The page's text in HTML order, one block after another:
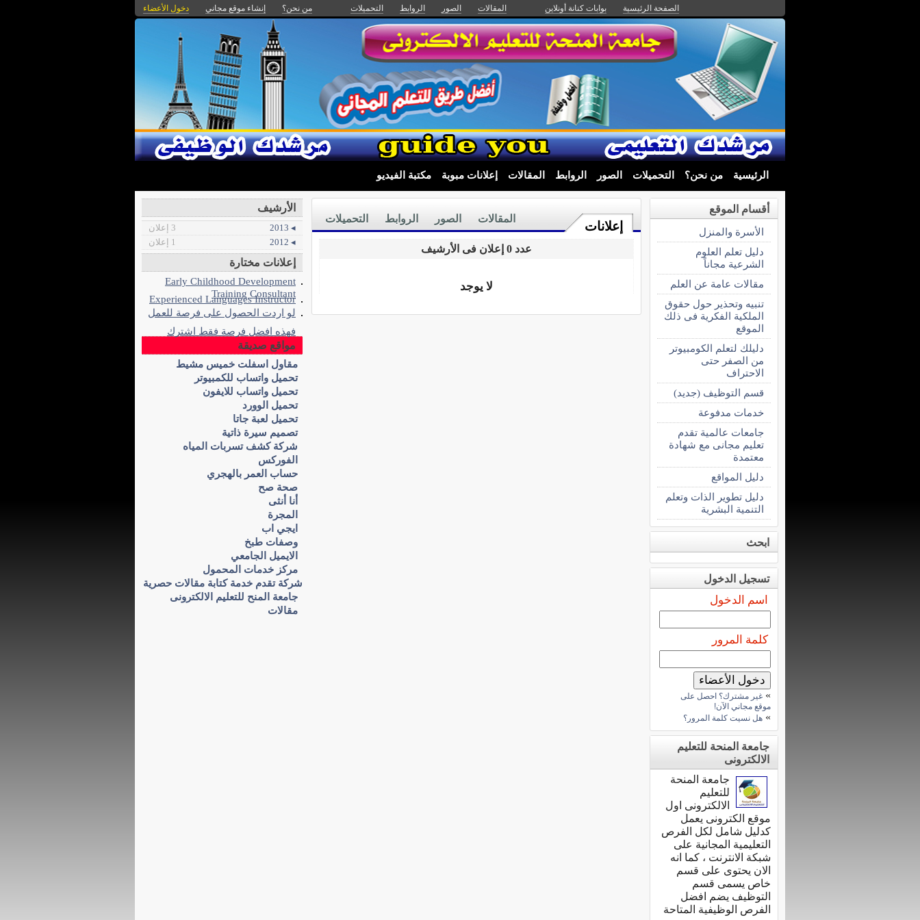
الصفحة الرئيسية بوابات كنانة أونلاين المقالات الصور الروابط التحميلات من نحن؟ إنشاء موقع مجاني دخول الأعضاء
الرئيسية من نحن؟ التحميلات الصور الروابط المقالات إعلانات مبوبة مكتبة الفيديو
إعلانات
التحميلات الروابط الصور المقالات
عدد 0 إعلان فى الأرشيف
لا يوجد
أقسام الموقع
الأسرة والمنزل
دليل تعلم العلوم
الشرعية مجاناً
مقالات عامة عن العلم
تنبيه وتحذير حول حقوق
الملكية الفكرية فى ذلك
الموقع
دليلك لتعلم الكومبيوتر
من الصفر حتى
الاحتراف
قسم التوظيف (جديد)
خدمات مدفوعة
جامعات عالمية تقدم
تعليم مجانى مع شهادة
معتمدة
دليل المواقع
دليل تطوير الذات وتعلم
التنمية البشرية
ابحث
تسجيل الدخول
اسم الدخول
كلمة المرور
» غير مشترك؟ احصل على
موقع مجاني الآن!
» هل نسيت كلمة المرور؟
جامعة المنحة للتعليم
الالكترونى
جامعة المنحة
للتعليم
الالكترونى اول
موقع الكترونى يعمل
كدليل شامل لكل الفرص
التعليمية المجانية على
شبكة الانترنت ، كما انه
الان يحتوى على قسم
خاص يسمى قسم
التوظيف يضم افضل
الفرص الوظيفية المتاحة
الأرشيف
◂ 2013
3 إعلان
◂ 2012
1 إعلان
إعلانات مختارة
Early Childhood Development
Experienced Languages Instructor
لو اردت الحصول على فرصة للعمل
فهذه افضل فرصة فقط اشترك
مواقع صديقة
مقاول اسفلت خميس مشيط
تحميل واتساب للكمبيوتر
تحميل واتساب للايفون
تحميل الوورد
تحميل لعبة جاتا
تصميم سيرة ذاتية
شركة كشف تسربات المياه
الفوركس
حساب العمر بالهجري
صحة صح
أنا أنثى
المجرة
ايجي اب
وصفات طبخ
الايميل الجامعي
مركز خدمات المحمول
شركة تقدم خدمة كتابة مقالات حصرية
جامعة المنح للتعليم الالكترونى
مقالات